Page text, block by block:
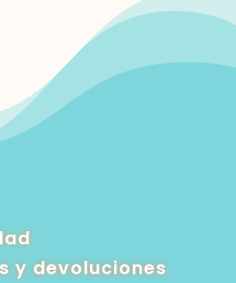
y devoluciones